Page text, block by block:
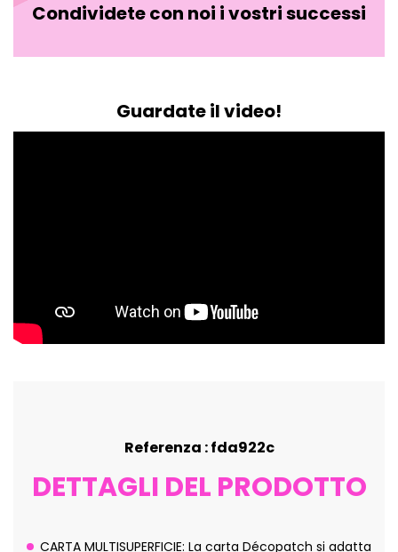
Condividete con noi i vostri successi
Guardate il video!
Referenza : fda922c
DETTAGLI DEL PRODOTTO
CARTA MULTISUPERFICIE: La carta Décopatch si adatta